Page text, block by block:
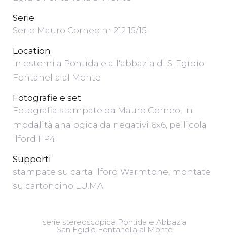
Serie
Serie Mauro Corneo nr 212 15/15
Location
In esterni a Pontida e all'abbazia di S. Egidio
Fontanella al Monte
Fotografie e set
Fotografia stampate da Mauro Corneo, in
modalità analogica da negativi 6x6, pellicola
Ilford FP4
Supporti
stampate su carta Ilford Warmtone, montate
su cartoncino LU.MA
serie stereoscopica Pontida e Abbazia
San Egidio Fontanella al Monte